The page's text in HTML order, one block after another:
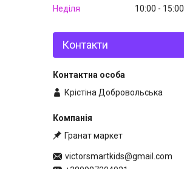
Неділя
10:00 15:00
Контакти
Крістіна Добровольська
Гранат маркет
victorsmartkids@gmail.com